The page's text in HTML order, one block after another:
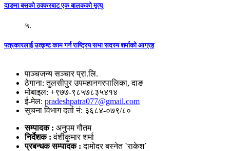
दाङमा बसको ठक्करबाट एक बालकको मृत्यु
५.
पत्रकारलाई उत्कृष्ट काम गर्न राष्ट्रिय सभा सदस्य शर्माको आग्रह
पाञ्चजन्य सञ्चार प्रा.लि.
ठेगाना: तुलसीपुर उपमहानगरपालिका, दाङ
मोबाइल: +९७७-९८५७८३५४१४
ई-मेल: pradeshpatra077@gmail.com
सूचना विभाग दर्ता नं: ३६८४-०७९/८०
सम्पादक : अनुपम गौतम
निर्देशक :वंशीकुमार शर्मा
प्रबन्धक सम्पादक :दामोदर बस्नेत `राकेश´